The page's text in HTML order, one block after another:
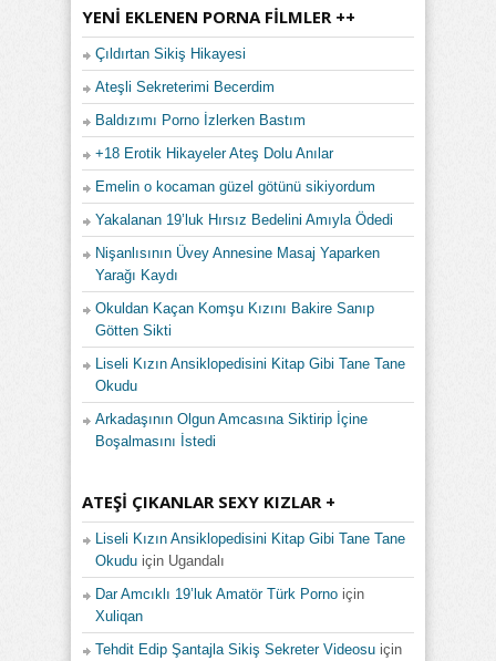
YENI EKLENEN PORNA FILMLER ++
Çıldırtan Sikiş Hikayesi
Ateşli Sekreterimi Becerdim
Baldızımı Porno İzlerken Bastım
+18 Erotik Hikayeler Ateş Dolu Anılar
Emelin o kocaman güzel götünü sikiyordum
Yakalanan 19’luk Hırsız Bedelini Amıyla Ödedi
Nişanlısının Üvey Annesine Masaj Yaparken
Yarağı Kaydı
Okuldan Kaçan Komşu Kızını Bakire Sanıp
Götten Sikti
Liseli Kızın Ansiklopedisini Kitap Gibi Tane Tane
Okudu
Arkadaşının Olgun Amcasına Siktirip İçine
Boşalmasını İstedi
ATEŞI ÇIKANLAR SEXY KIZLAR +
Liseli Kızın Ansiklopedisini Kitap Gibi Tane Tane
Okudu için Ugandalı
Dar Amcıklı 19’luk Amatör Türk Porno için
Xuliqan
Tehdit Edip Şantajla Sikiş Sekreter Videosu için